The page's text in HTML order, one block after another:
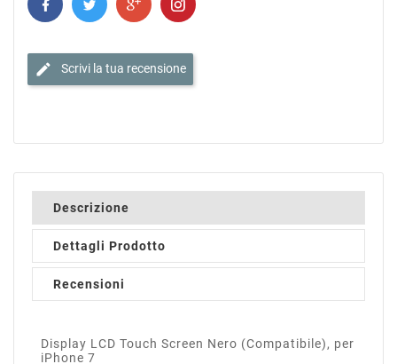
edit Scrivi la tua recensione
Descrizione
Dettagli Prodotto
Recensioni
Display LCD Touch Screen Nero (Compatibile), per
iPhone 7